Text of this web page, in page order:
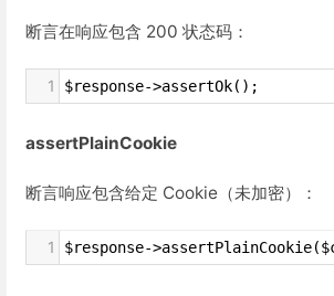
断言在响应包含 200 状态码：
1 $response->assertOk();
assertPlainCookie
断言响应包含给定 Cookie（未加密）：
1 $response-